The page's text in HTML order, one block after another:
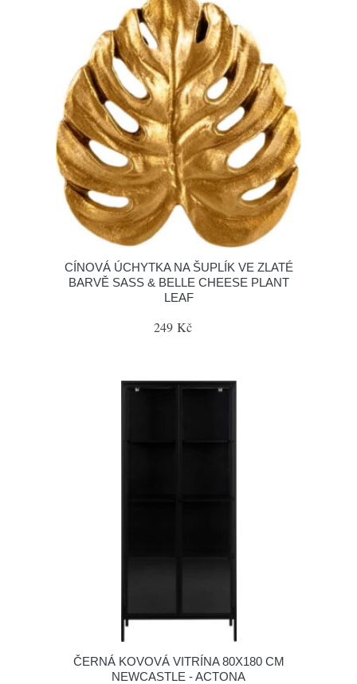
CÍNOVÁ ÚCHYTKA NA ŠUPLÍK VE ZLATÉ
BARVĚ SASS & BELLE CHEESE PLANT
LEAF
249 Kč
ČERNÁ KOVOVÁ VITRÍNA 80X180 CM
NEWCASTLE - ACTONA